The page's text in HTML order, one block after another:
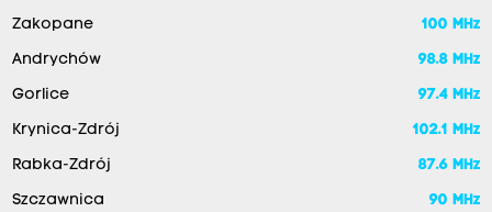
Zakopane 100 MHz
Andrychów 98.8 MHz
Gorlice 97.4 MHz
Krynica-Zdrój 102.1 MHz
Rabka-Zdrój 87.6 MHz
Szczawnica 90 MHz